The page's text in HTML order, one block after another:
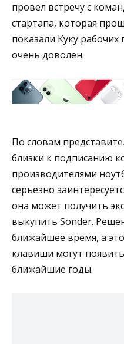
провел встречу с
стартапа, которая
показали Куку рабочих
очень доволен.
По словам
близки к подписанию
производителями
серьезно
она может получить
выкупить Sonder.
ближайшее время, а
клавиши могут
ближайшие годы.